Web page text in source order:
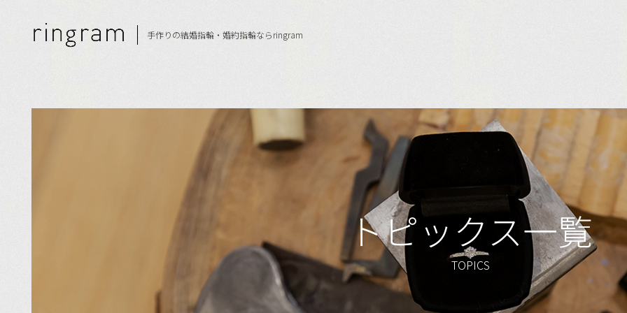
手作りの結婚指輪・ 婚約指輪ならringram
トピックス一覧
TOPICS